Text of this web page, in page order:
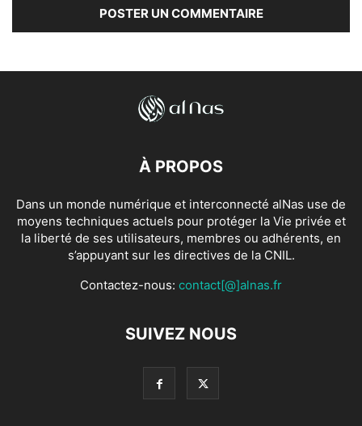
À PROPOS
Dans un monde numérique et interconnecté alNas use de
moyens techniques actuels pour protéger la Vie privée et
la liberté de ses utilisateurs, membres ou adhérents, en
s’appuyant sur les directives de la CNIL.
Contactez-nous: contact[@]alnas.fr
SUIVEZ NOUS